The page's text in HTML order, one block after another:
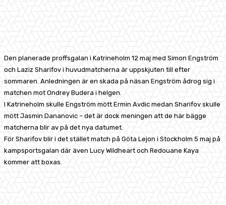
Den planerade proffsgalan i Katrineholm 12 maj med Simon Engström
och Laziz Sharifov i huvudmatcherna är uppskjuten till efter
sommaren. Anledningen är en skada på näsan Engström ådrog sig i
matchen mot Ondrey Budera i helgen.
I Katrineholm skulle Engström mött Ermin Avdic medan Sharifov skulle
mött Jasmin Dananovic – det är dock meningen att de här bägge
matcherna blir av på det nya datumet.
För Sharifov blir i det stället match på Göta Lejon i Stockholm 5 maj på
kampsportsgalan där även Lucy Wildheart och Redouane Kaya
kommer att boxas.